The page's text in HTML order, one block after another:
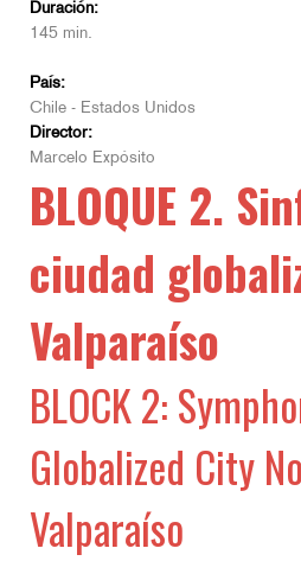
Duración:
145 min.
País:
Chile - Estados Unidos
Director:
Marcelo Expósito
BLOQUE 2.
ciudad
Valparaíso
BLOCK 2:
Globalized City
Valparaíso